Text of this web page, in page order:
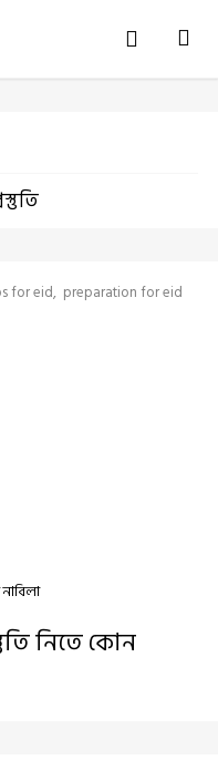
for eid preparation for eid
নিতে কোন